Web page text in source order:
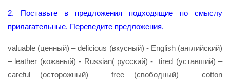
2. Поставьте в предложения подходящие по смыслу
прилагательные. Переведите предложения.
valuable (ценный) – delicious (вкусный) - English (английский)
– leather (кожаный) - Russian( русский) - tired (уставший) –
careful (осторожный) – free (свободный) – cotton